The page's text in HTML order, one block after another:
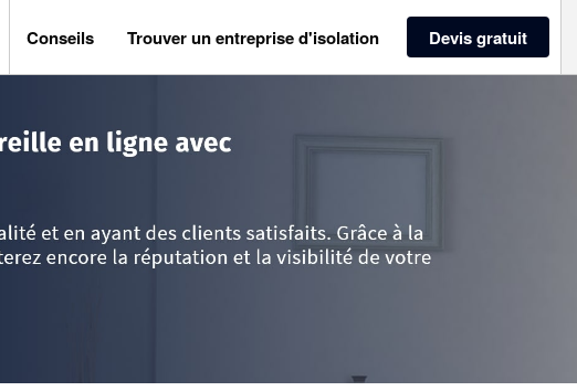
Conseils Trouver un entreprise d'isolation Devis gratuit